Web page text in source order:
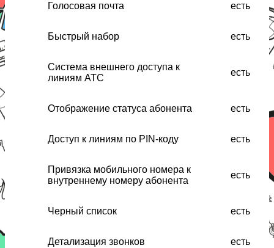
Голосовая почта есть
Быстрый набор есть
Система внешнего доступа к
линиям АТС
есть
Отображение статуса абонента есть
Доступ к линиям по PIN-коду есть
Привязка мобильного номера к
внутреннему номеру абонента
есть
Черный список есть
Детализация звонков есть